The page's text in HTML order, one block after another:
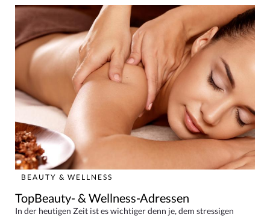
BEAUTY & WELLNESS
TopBeauty- & Wellness-Adressen
In der heutigen Zeit ist es wichtiger denn je, dem stressigen